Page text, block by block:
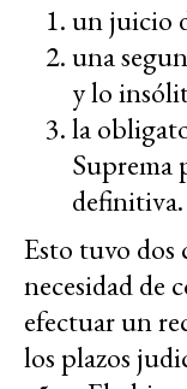
un juicio
una
y lo
la
Suprema
definitiva.
Esto tuvo dos
necesidad de
efectuar un
los plazos